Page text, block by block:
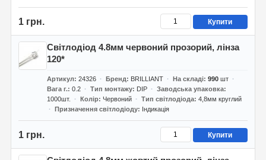
1 грн. Купити
Світлодіод 4.8мм червоний прозорий, лінза
120*
Артикул 24326 Бренд BRILLIANT На складі 990шт
Вага г. 0.2 Тип монтажу DIP
Заводська упаковка
1000шт.
Колір Червоний Тип світлодіода 4,8мм круглий
Призначення світлодіоду
Індикація
1 грн. Купити